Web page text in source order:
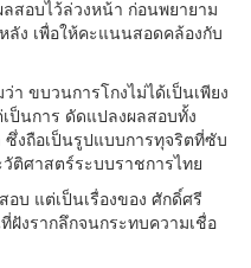
สอบไว้ล่วงหน้า ก่อนพยายาม
ง เพื่อให้คะแนนสอดคล้องกับ
ขบวนการโกงไม่ได้เป็นเพียง
ป็นการ ดัดแปลงผลสอบทั้ง
งถือเป็นรูปแบบการทุจริตที่ซับ
ติศาสตร์ระบบราชการไทย
บ แต่เป็นเรื่องของ ศักดิ์ศรี
ฝังรากลึกจนกระทบความเชื่อ